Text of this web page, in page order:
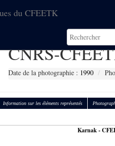
du CFEETK
CNRS-
Date de la photographie : 1990
Information sur les éléments représentés